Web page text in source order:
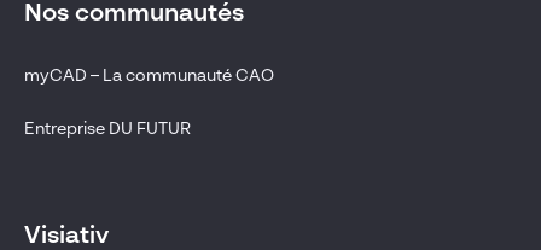
Nos communautés
myCAD – La communauté CAO
Entreprise DU FUTUR
Visiativ